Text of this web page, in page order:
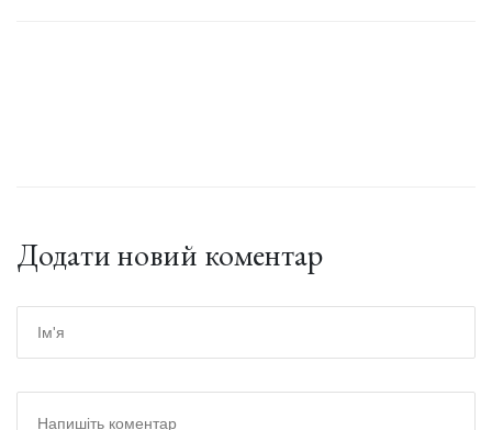
Додати новий коментар